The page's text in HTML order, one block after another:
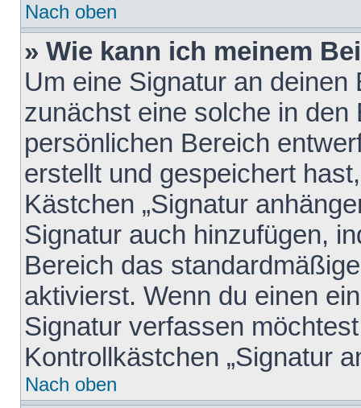
Nach oben
» Wie kann ich meinem
Um eine Signatur an
zunächst eine solche in den
persönlichen Bereich
erstellt und gespeichert
Kästchen „Signatur
Signatur auch hinzufügen,
Bereich das
aktivierst. Wenn du einen
Signatur verfassen
Kontrollkästchen „Signatur
Nach oben